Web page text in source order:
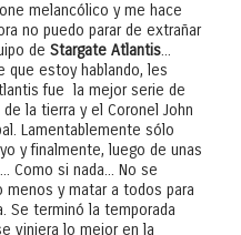
melancólico y me hace
no puedo parar de extrañar
de Stargate Atlantis...
que estoy hablando, les
fue la mejor serie de
la tierra y el Coronel John
Lamentablemente sólo
y finalmente, luego de unas
Como si nada... No se
menos y matar a todos para
Se terminó la temporada
viniera lo mejor en la